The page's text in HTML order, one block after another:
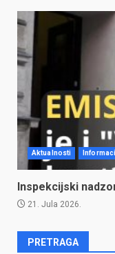
Aktualnosti
Inspekcijski
21. Jula 2026.
PRETRAGA